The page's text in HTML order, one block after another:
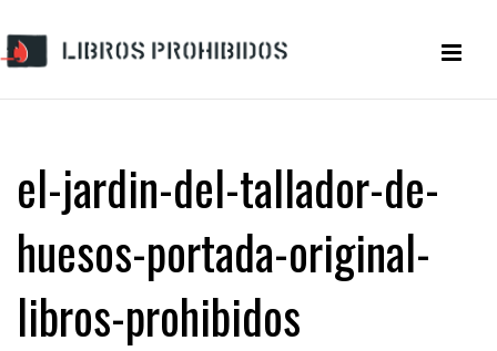
el-jardin-del-tallador-de-
huesos-portada-original-
libros-prohibidos